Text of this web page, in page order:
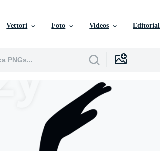
Vettori Foto Videos Editorial